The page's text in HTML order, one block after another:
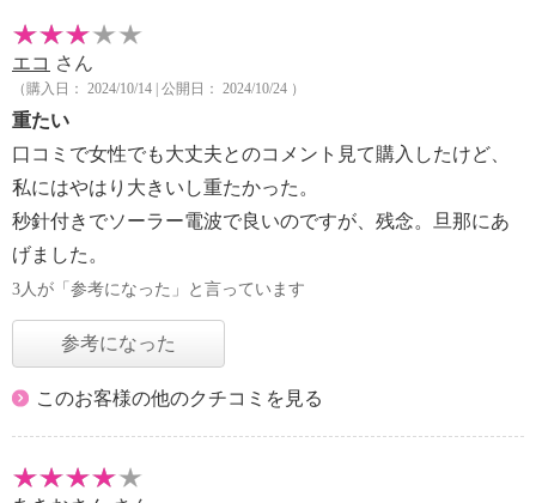
エコ さん
（購入日： 2024/10/14 | 公開日： 2024/10/24 ）
重たい
口コミで女性でも大丈夫とのコメント見て購入したけど、
私にはやはり大きいし重たかった。
秒針付きでソーラー電波で良いのですが、残念。旦那にあ
げました。
3人が「参考になった」と言っています
参考になった
このお客様の他のクチコミを見る